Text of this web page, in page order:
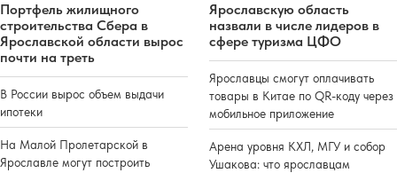
Портфель жилищного
строительства Сбера в
Ярославской области вырос
почти на треть
В России вырос объем выдачи
ипотеки
На Малой Пролетарской в
Ярославле могут построить
Ярославскую область
назвали в числе лидеров в
сфере туризма ЦФО
Ярославцы смогут оплачивать
товары в Китае по QR-коду через
мобильное приложение
Арена уровня КХЛ, МГУ и собор
Ушакова: что ярославцам